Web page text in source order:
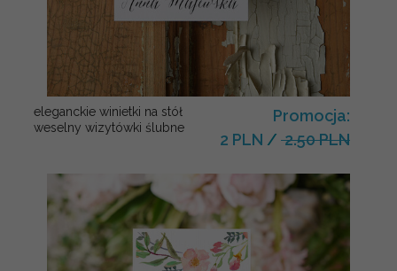
eleganckie winietki na stół
weselny wizytówki ślubne
Promocja:
2 PLN / 2.50 PLN